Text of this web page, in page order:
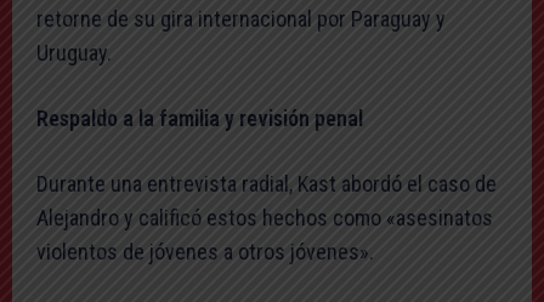
retorne de su gira internacional por Paraguay y
Uruguay.
Respaldo a la familia y revisión penal
Durante una entrevista radial, Kast abordó el caso de
Alejandro y calificó estos hechos como «asesinatos
violentos de jóvenes a otros jóvenes».